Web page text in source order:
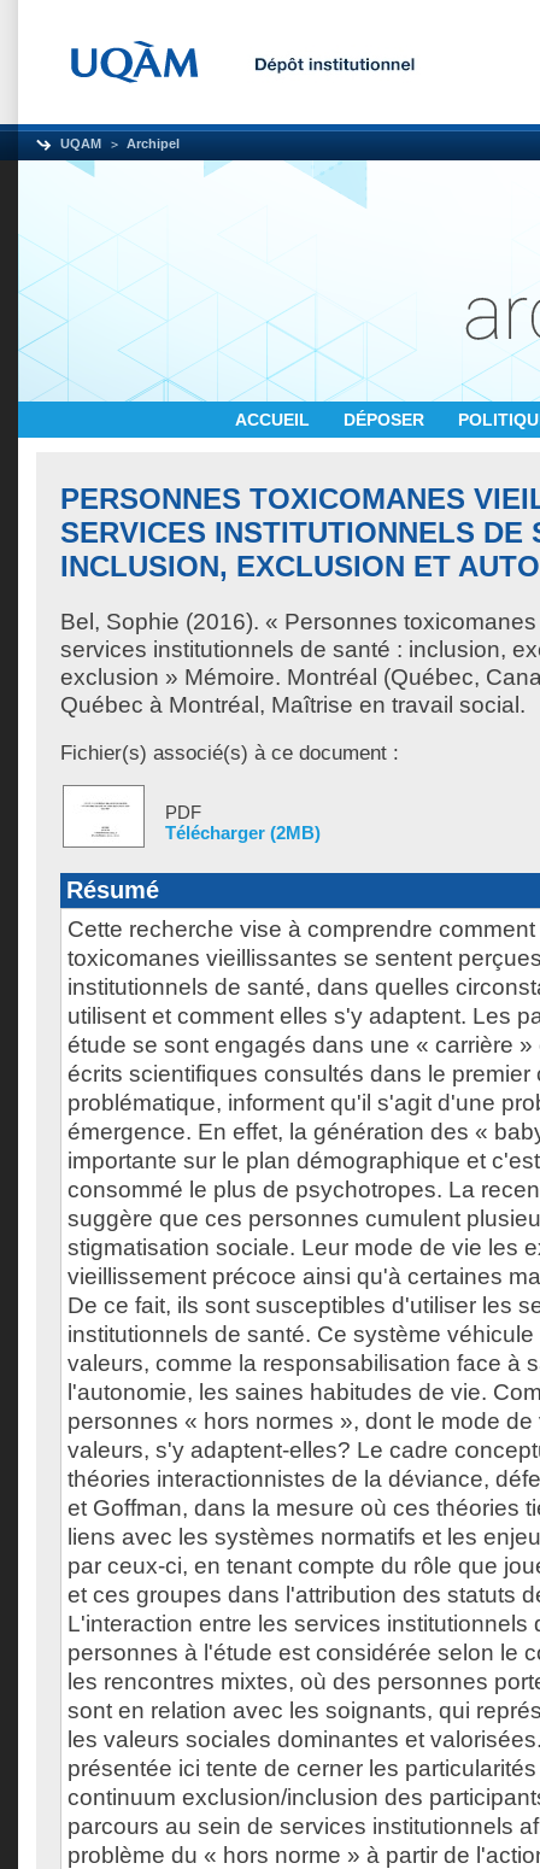
UQAM Archipel
ACCUEIL DÉPOSER
PERSONNES TOXICOMANES
SERVICES INSTITUTIONNELS DE
INCLUSION, EXCLUSION ET
Bel, Sophie (2016). « Personnes
services institutionnels de santé : inclusion,
exclusion » Mémoire. Montréal (Québec,
Québec à Montréal, Maîtrise en travail social.
Fichier(s) associé(s) à ce document :
PDF
Télécharger (2MB)
Résumé
Cette recherche vise à comprendre
toxicomanes vieillissantes se sentent
institutionnels de santé, dans quelles
utilisent et comment elles s'y adaptent. Les
étude se sont engagés dans une « carrière
écrits scientifiques consultés dans le premier
problématique, informent qu'il s'agit d'une
émergence. En effet, la génération des «
importante sur le plan démographique et
consommé le plus de psychotropes. La
suggère que ces personnes cumulent
stigmatisation sociale. Leur mode de vie les
vieillissement précoce ainsi qu'à certaines
De ce fait, ils sont susceptibles d'utiliser les
institutionnels de santé. Ce système
valeurs, comme la responsabilisation face à
l'autonomie, les saines habitudes de vie.
personnes « hors normes », dont le mode
valeurs, s'y adaptent-elles? Le cadre
théories interactionnistes de la déviance,
et Goffman, dans la mesure où ces théories
liens avec les systèmes normatifs et les
par ceux-ci, en tenant compte du rôle que
et ces groupes dans l'attribution des statuts
L'interaction entre les services institutionnels
personnes à l'étude est considérée selon le
les rencontres mixtes, où des personnes
sont en relation avec les soignants, qui
les valeurs sociales dominantes et
présentée ici tente de cerner les
continuum exclusion/inclusion des
parcours au sein de services institutionnels
problème du « hors norme » à partir de